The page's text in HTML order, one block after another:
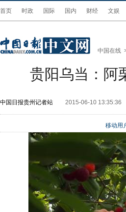
首页 时政 国际 国内 财经 文娱
中国在线
贵阳乌当：阿
中国日报贵州记者站 2015-06-10 13:35:36
移动用